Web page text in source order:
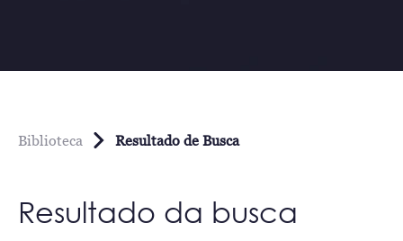
Biblioteca Resultado de Busca
Resultado da busca